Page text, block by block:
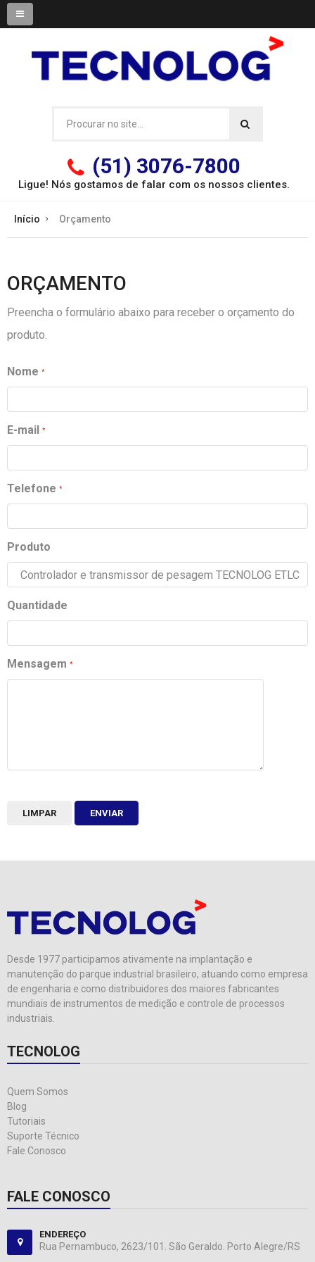
(51) 3076-7800
Ligue! Nós gostamos de falar com os nossos clientes.
Início Orçamento
ORÇAMENTO
Preencha o formulário abaixo para receber o orçamento do
produto.
Nome
E-mail
Telefone
Produto
Quantidade
Mensagem
LIMPAR ENVIAR
Desde 1977 participamos ativamente na implantação e
manutenção do parque industrial brasileiro, atuando como empresa
de engenharia e como distribuidores dos maiores fabricantes
mundiais de instrumentos de medição e controle de processos
industriais.
TECNOLOG
Quem Somos
Blog
Tutoriais
Suporte Técnico
Fale Conosco
FALE CONOSCO
ENDEREÇO
Rua Pernambuco, 2623/101. São Geraldo. Porto Alegre/RS